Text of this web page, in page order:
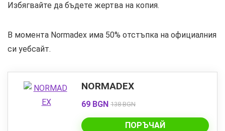
Избягвайте да бъдете жертва на копия.
В момента Normadex има 50% отстъпка на официалния
си уебсайт.
NORMADEX
69 BGN 138 BGN
ПОРЪЧАЙ